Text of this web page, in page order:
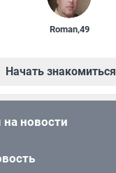
Roman,49
Начать знакомиться
на новости